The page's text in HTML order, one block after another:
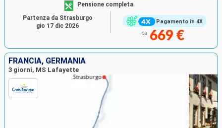
Pagamento in 4X
Pensione completa
da 669 €
Partenza da Strasburgo
gio 17 dic 2026
FRANCIA, GERMANIA
3 giorni, MS Lafayette